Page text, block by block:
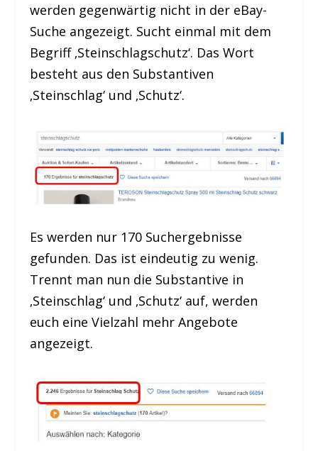
werden gegenwärtig nicht in der eBay-
Suche angezeigt. Sucht einmal mit dem
Begriff ‚Steinschlagschutz‘. Das Wort
besteht aus den Substantiven
‚Steinschlag‘ und ‚Schutz‘.
Es werden nur 170 Suchergebnisse
gefunden. Das ist eindeutig zu wenig.
Trennt man nun die Substantive in
‚Steinschlag‘ und ‚Schutz‘ auf, werden
euch eine Vielzahl mehr Angebote
angezeigt.